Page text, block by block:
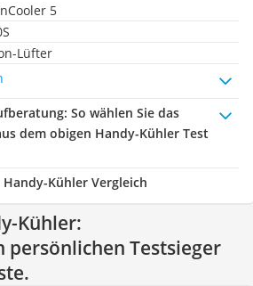
5
Lüfter
: So wählen Sie das
dem obigen Handy-Kühler Test
Kühler Vergleich
Kühler:
persönlichen Testsieger